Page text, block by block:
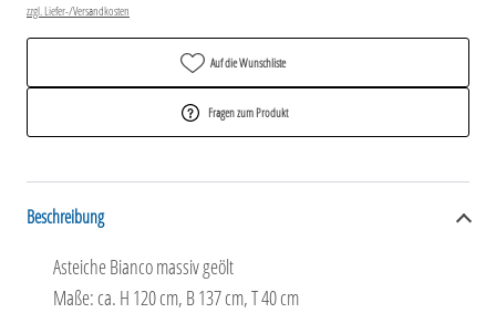
zzgl. Liefer-/Versandkosten
Auf die Wunschliste
Fragen zum Produkt
Beschreibung
Asteiche Bianco massiv geölt
Maße: ca. H 120 cm, B 137 cm, T 40 cm